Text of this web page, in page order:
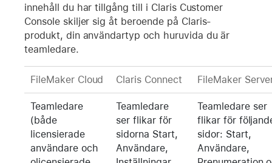
innehåll du har tillgång till i Claris Customer
Console skiljer sig åt beroende på Claris-
produkt, din användartyp och huruvida du är
teamledare.
FileMaker Cloud Claris Connect FileMaker
Teamledare
(både
licensierade
användare och
Teamledare
ser flikar för
sidorna Start,
Användare,
Teamledare ser
flikar för
sidor: Start,
Användare,